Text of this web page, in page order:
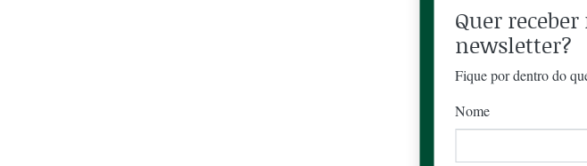
Quer receber
newsletter?
Fique por dentro do
Nome